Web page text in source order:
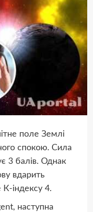
поле Землі
спокою. Сила
3 балів. Однак
вдарить
індексу 4.
наступна